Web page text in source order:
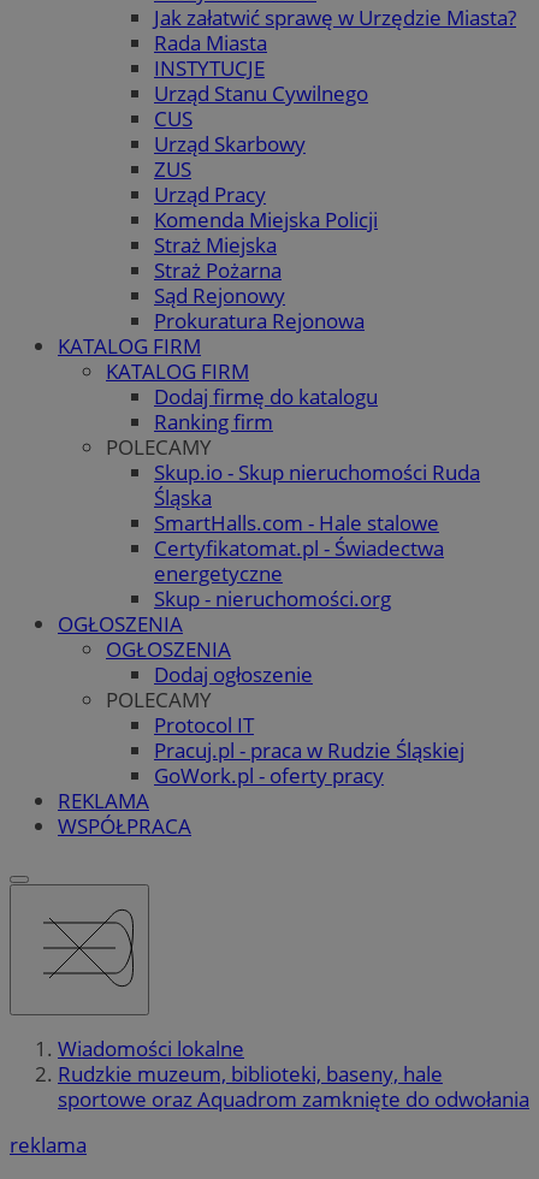
Jak załatwić sprawę w Urzędzie Miasta?
Rada Miasta
INSTYTUCJE
Urząd Stanu Cywilnego
CUS
Urząd Skarbowy
ZUS
Urząd Pracy
Komenda Miejska Policji
Straż Miejska
Straż Pożarna
Sąd Rejonowy
Prokuratura Rejonowa
KATALOG FIRM
KATALOG FIRM
Dodaj firmę do katalogu
Ranking firm
POLECAMY
Skup.io - Skup nieruchomości Ruda
Śląska
SmartHalls.com - Hale stalowe
Certyfikatomat.pl - Świadectwa
energetyczne
Skup - nieruchomości.org
OGŁOSZENIA
OGŁOSZENIA
Dodaj ogłoszenie
POLECAMY
Protocol IT
Pracuj.pl - praca w Rudzie Śląskiej
GoWork.pl - oferty pracy
REKLAMA
WSPÓŁPRACA
Wiadomości lokalne
Rudzkie muzeum, biblioteki, baseny, hale
sportowe oraz Aquadrom zamknięte do odwołania
reklama